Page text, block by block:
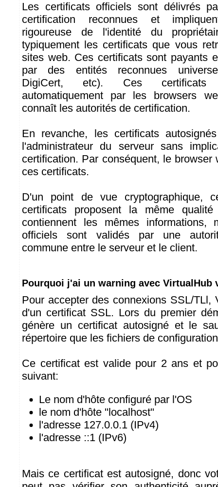
Les certificats officiels sont délivrés
certification reconnues et
rigoureuse de l'identité du
typiquement les certificats que vous
sites web. Ces certificats sont payants
par des entités reconnues
DigiCert, etc). Ces certificats
automatiquement par les browsers
connaît les autorités de certification.
En revanche, les certificats
l'administrateur du serveur sans
certification. Par conséquent, le browser
ces certificats.
D'un point de vue cryptographique,
certificats proposent la même
contiennent les mêmes informations,
officiels sont validés par une
commune entre le serveur et le client.
Pourquoi j'ai un warning avec VirtualHub
Pour accepter des connexions SSL/TLl,
d'un certificat SSL. Lors du premier
génère un certificat autosigné et le
répertoire que les fichiers de
Ce certificat est valide pour 2 ans et
suivant:
Le nom d'hôte configuré par l'OS
le nom d'hôte "localhost"
l'adresse 127.0.0.1 (IPv4)
l'adresse ::1 (IPv6)
Mais ce certificat est autosigné, donc